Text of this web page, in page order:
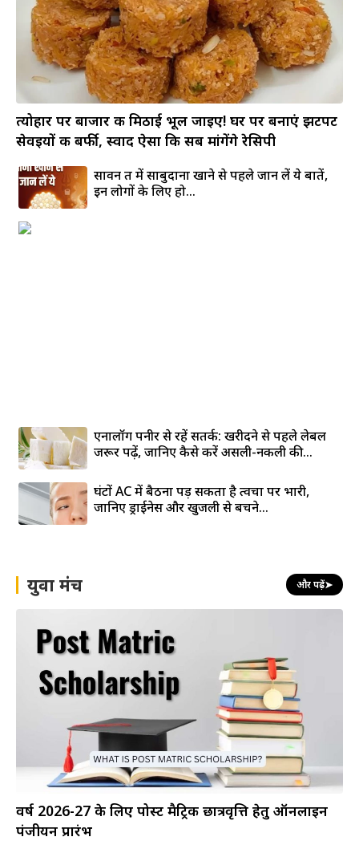
त्योहार पर बाजार की मिठाई भूल जाइए! घर पर बनाएं झटपट
सेवइयों की बर्फी, स्वाद ऐसा कि सब मांगेंगे रेसिपी
सावन व्रत में साबुदाना खाने से पहले जान लें ये बातें,
इन लोगों के लिए हो...
एनालॉग पनीर से रहें सतर्क: खरीदने से पहले लेबल
जरूर पढ़ें, जानिए कैसे करें असली-नकली की...
घंटों AC में बैठना पड़ सकता है त्वचा पर भारी,
जानिए ड्राईनेस और खुजली से बचने...
युवा मंच और पढ़ें➤
वर्ष 2026-27 के लिए पोस्ट मैट्रिक छात्रवृत्ति हेतु ऑनलाइन
पंजीयन प्रारंभ